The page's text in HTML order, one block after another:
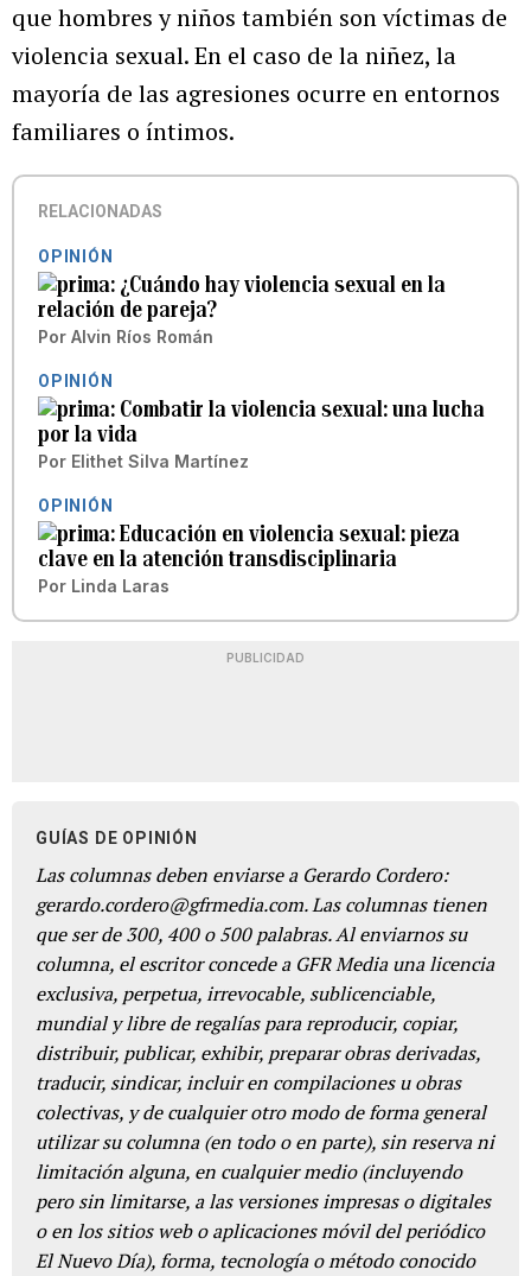
que hombres y niños también son víctimas de
violencia sexual. En el caso de la niñez, la
mayoría de las agresiones ocurre en entornos
familiares o íntimos.
RELACIONADAS
OPINIÓN
¿Cuándo hay violencia sexual en la
relación de pareja?
Por Alvin Ríos Román
OPINIÓN
Combatir la violencia sexual: una lucha
por la vida
Por Elithet Silva Martínez
OPINIÓN
Educación en violencia sexual: pieza
clave en la atención transdisciplinaria
Por Linda Laras
PUBLICIDAD
GUÍAS DE OPINIÓN
Las columnas deben enviarse a Gerardo Cordero:
gerardo.cordero@gfrmedia.com. Las columnas tienen
que ser de 300, 400 o 500 palabras. Al enviarnos su
columna, el escritor concede a GFR Media una licencia
exclusiva, perpetua, irrevocable, sublicenciable,
mundial y libre de regalías para reproducir, copiar,
distribuir, publicar, exhibir, preparar obras derivadas,
traducir, sindicar, incluir en compilaciones u obras
colectivas, y de cualquier otro modo de forma general
utilizar su columna (en todo o en parte), sin reserva ni
limitación alguna, en cualquier medio (incluyendo
pero sin limitarse, a las versiones impresas o digitales
o en los sitios web o aplicaciones móvil del periódico
El Nuevo Día), forma, tecnología o método conocido